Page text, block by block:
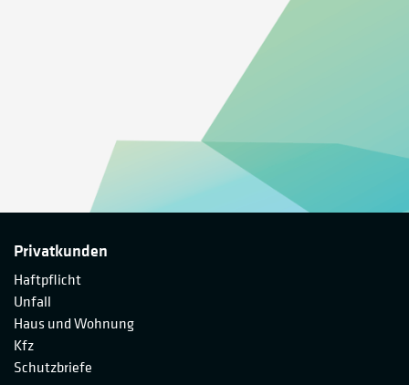
Privatkunden
Haftpflicht
Unfall
Haus und Wohnung
Kfz
Schutzbriefe